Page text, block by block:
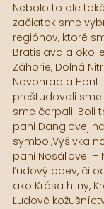
Nebolo to ale
začiatok sme
regiónov, ktoré
Bratislava a
Záhorie, Dolná
Novohrad a
preštudovali sme
sme čerpali. Boli
pani Danglovej
symbol,Výšivka
pani Nosáľovej –
ľudový odev, či
ako Krása hliny,
Ľudové